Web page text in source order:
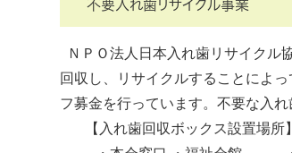
不要入れ歯リサイクル事業
ＮＰＯ法人日本入れ歯リサイクル
回収し、リサイクルすることによ
フ募金を行っています。不要な入
【入れ歯回収ボックス設置場所】